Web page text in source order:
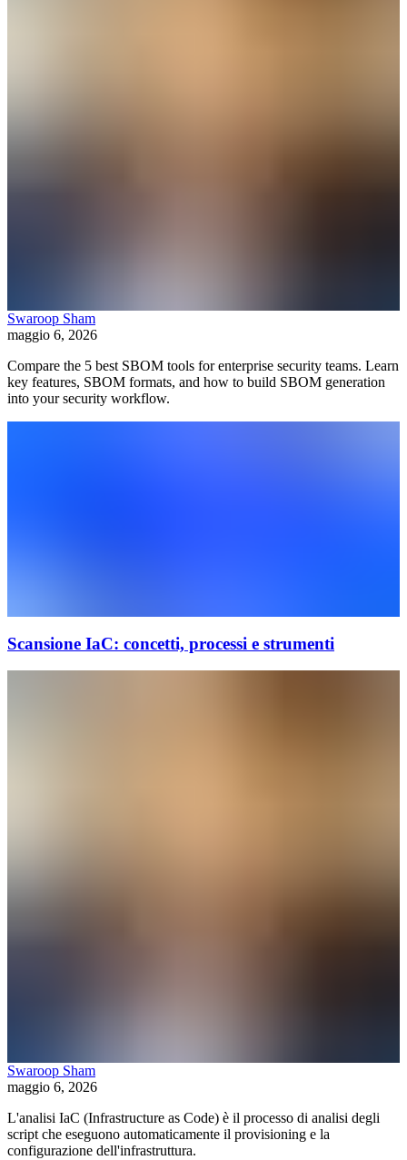
Swaroop Sham
maggio 6, 2026
Compare the 5 best SBOM tools for enterprise security teams. Learn
key features, SBOM formats, and how to build SBOM generation
into your security workflow.
Scansione IaC: concetti, processi e strumenti
Swaroop Sham
maggio 6, 2026
L'analisi IaC (Infrastructure as Code) è il processo di analisi degli
script che eseguono automaticamente il provisioning e la
configurazione dell'infrastruttura.